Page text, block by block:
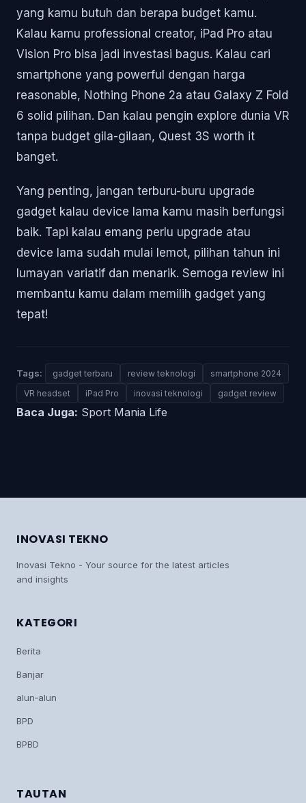
yang kamu butuh dan berapa budget kamu.
Kalau kamu professional creator, iPad Pro atau
Vision Pro bisa jadi investasi bagus. Kalau cari
smartphone yang powerful dengan harga
reasonable, Nothing Phone 2a atau Galaxy Z Fold
6 solid pilihan. Dan kalau pengin explore dunia VR
tanpa budget gila-gilaan, Quest 3S worth it
banget.
Yang penting, jangan terburu-buru upgrade
gadget kalau device lama kamu masih berfungsi
baik. Tapi kalau emang perlu upgrade atau
device lama sudah mulai lemot, pilihan tahun ini
lumayan variatif dan menarik. Semoga review ini
membantu kamu dalam memilih gadget yang
tepat!
Tags: gadget terbaru review teknologi
smartphone 2024
VR headset
iPad Pro inovasi teknologi gadget review
Baca Juga: Sport Mania Life
INOVASI TEKNO
Inovasi Tekno - Your source for the latest articles
and insights
KATEGORI
Berita
Banjar
alun‑alun
BPD
BPBD
TAUTAN